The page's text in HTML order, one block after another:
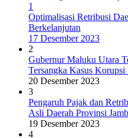
1
Optimalisasi Retribusi
Berkelanjutan
17 Desember 2023
2
Gubernur Maluku Utara
Tersangka Kasus Korupsi
20 Desember 2023
3
Pengaruh Pajak dan
Asli Daerah Provinsi
19 Desember 2023
4